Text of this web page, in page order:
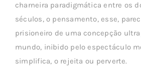
VÃO
OS
charneira paradigmática entre os
séculos, o pensamento, esse,
prisioneiro de uma concepção
mundo, inibido pelo espectáculo
simplifica, o rejeita ou perverte.